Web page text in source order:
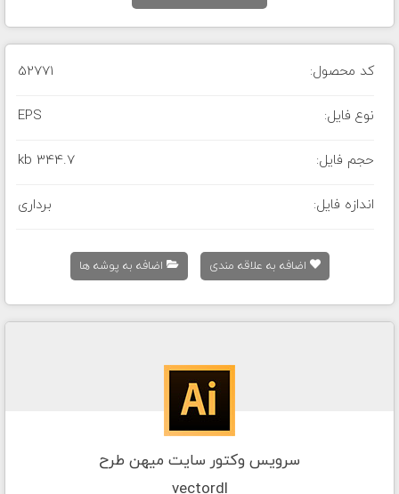
کد محصول: 52771
نوع فایل: EPS
حجم فایل: 344.7 kb
اندازه فایل: برداری
اضافه به علاقه مندی اضافه به پوشه ها
سرویس وکتور سایت میهن طرح
vectordl